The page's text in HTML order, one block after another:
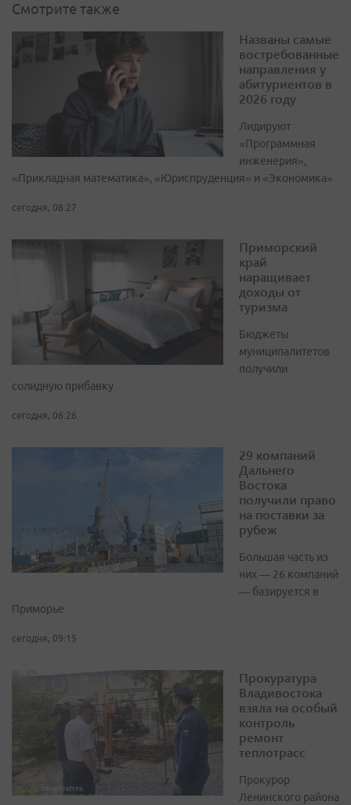
Смотрите также
Названы самые
востребованные
направления у
абитуриентов в
2026 году
Лидируют
«Программная
инженерия»,
«Прикладная математика», «Юриспруденция» и «Экономика»
сегодня, 08:27
Приморский
край
наращивает
доходы от
туризма
Бюджеты
муниципалитетов
получили
солидную прибавку
сегодня, 06:26
29 компаний
Дальнего
Востока
получили право
на поставки за
рубеж
Большая часть из
них — 26 компаний
— базируется в
Приморье
сегодня, 09:15
Прокуратура
Владивостока
взяла на особый
контроль
ремонт
теплотрасс
Прокурор
Ленинского района